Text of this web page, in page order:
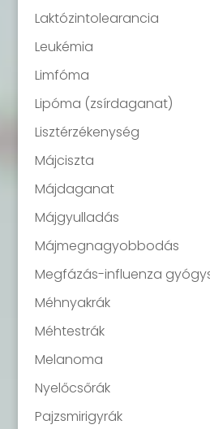
Laktózintolearancia
Leukémia
Limfóma
Lipóma (zsírdaganat)
Lisztérzékenység
Májciszta
Májdaganat
Májgyulladás
Májmegnagyobbodás
Megfázás-influenza
Méhnyakrák
Méhtestrák
Melanoma
Nyelőcsőrák
Pajzsmirigyrák